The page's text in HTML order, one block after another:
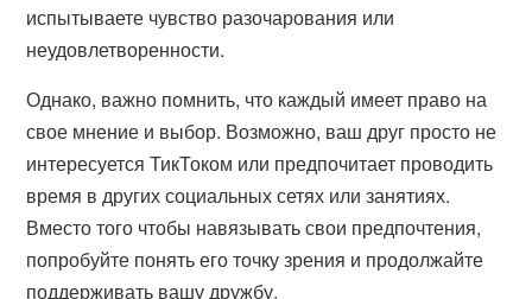
испытываете чувство разочарования или
неудовлетворенности.
Однако, важно помнить, что каждый имеет право на
свое мнение и выбор. Возможно, ваш друг просто не
интересуется ТикТоком или предпочитает проводить
время в других социальных сетях или занятиях.
Вместо того чтобы навязывать свои предпочтения,
попробуйте понять его точку зрения и продолжайте
поддерживать вашу дружбу.